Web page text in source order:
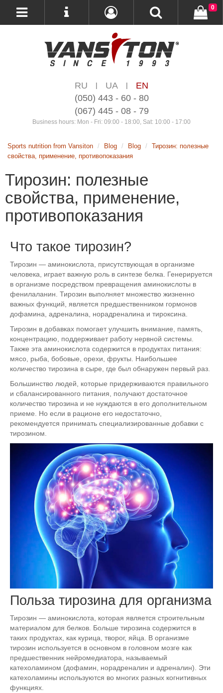
RU | UA |
EN
(050) 443 - 60 - 80
(067) 445 - 08 - 79
Business hours: Mon - Fri: 09:00 - 18:00, Sat: 10:00 - 17:00
0
Sports nutrition from Vansiton Blog Blog
Тирозин: полезные
свойства, применение, противопоказания
Тирозин: полезные
свойства, применение,
противопоказания
Что такое тирозин?
Тирозин — аминокислота, присутствующая в организме
человека, играет важную роль в синтезе белка. Генерируется
в организме посредством превращения аминокислоты в
фенилаланин. Тирозин выполняет множество жизненно
важных функций, является предшественником гормонов
дофамина, адреналина, норадреналина и тироксина.
Тирозин в добавках помогает улучшить внимание, память,
концентрацию, поддерживает работу нервной системы.
Также эта аминокислота содержится в продуктах питания:
мясо, рыба, бобовые, орехи, фрукты. Наибольшее
количество тирозина в сыре, где был обнаружен первый раз.
Большинство людей, которые придерживаются правильного
и сбалансированного питания, получают достаточное
количество тирозина и не нуждаются в его дополнительном
приеме. Но если в рационе его недостаточно,
рекомендуется принимать специализированные добавки с
тирозином.
Польза тирозина для организма
Тирозин — аминокислота, которая является строительным
материалом для белков. Больше тирозина содержится в
таких продуктах, как курица, творог, яйца. В организме
тирозин используется в основном в головном мозге как
предшественник нейромедиатора, называемый
катехоламином (дофамин, норадреналин и адреналин). Эти
катехоламины используются во многих разных когнитивных
функциях.